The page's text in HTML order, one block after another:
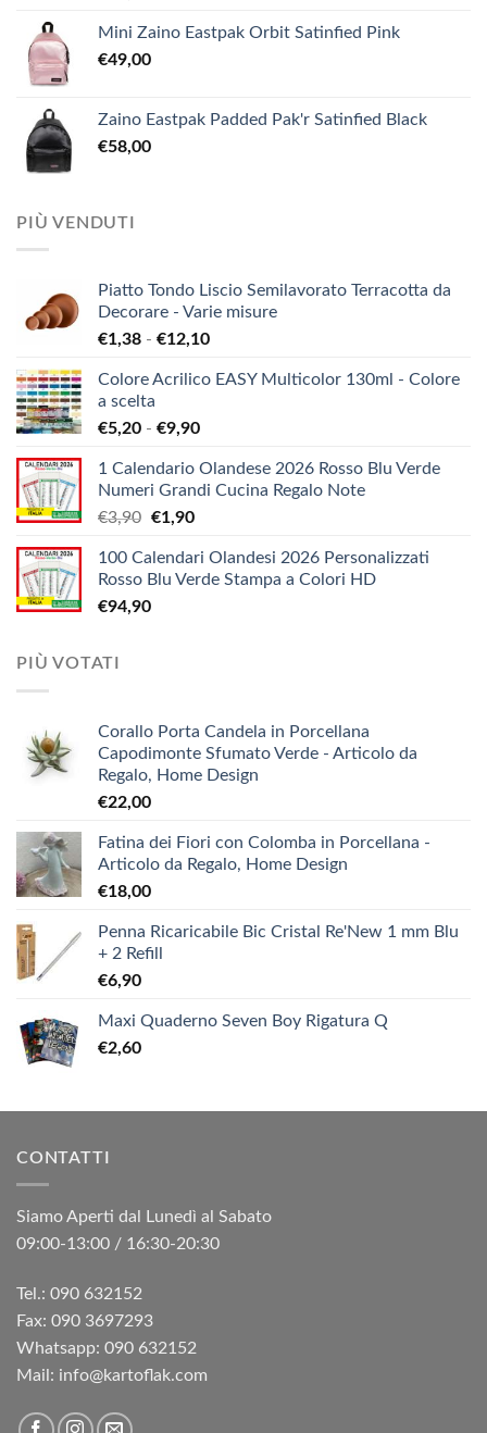
Mini Zaino Eastpak Orbit Satinfied Pink
€49,00
Zaino Eastpak Padded Pak'r Satinfied Black
€58,00
PIÙ VENDUTI
Piatto Tondo Liscio Semilavorato Terracotta da
Decorare - Varie misure
€1,38 - €12,10Fascia
prezzo:
€12,10
Colore Acrilico EASY Multicolor 130ml - Colore
a scelta
€5,20 - €9,90Fascia
prezzo:
da
€9,90
1 Calendario Olandese 2026 Rosso Blu Verde
Numeri Grandi Cucina Regalo Note
€3,90 Il
originale
era:
€3,90.
€1,90Il
attuale
è:
100 Calendari Olandesi 2026 Personalizzati
Rosso Blu Verde Stampa a Colori HD
€94,90
PIÙ VOTATI
Corallo Porta Candela in Porcellana
Capodimonte Sfumato Verde - Articolo da
Regalo, Home Design
€22,00
Fatina dei Fiori con Colomba in Porcellana -
Articolo da Regalo, Home Design
€18,00
Penna Ricaricabile Bic Cristal Re'New 1 mm Blu
+ 2 Refill
€6,90
Maxi Quaderno Seven Boy Rigatura Q
€2,60
CONTATTI
Siamo Aperti dal Lunedì al Sabato
09:00-13:00 / 16:30-20:30
Tel.: 090 632152
Fax: 090 3697293‬
Whatsapp: 090 632152
Mail: info@kartoflak.com